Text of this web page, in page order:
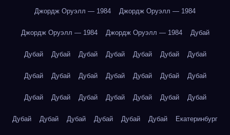
Джордж Оруэлл — 1984 Джордж Оруэлл — 1984
Джордж Оруэлл — 1984 Джордж Оруэлл — 1984 Дубай
Дубай Дубай Дубай Дубай Дубай Дубай Дубай
Дубай Дубай Дубай Дубай Дубай Дубай Дубай
Дубай Дубай Дубай Дубай Дубай Дубай Дубай
Дубай Дубай Дубай Дубай Дубай Дубай Екатеринбург